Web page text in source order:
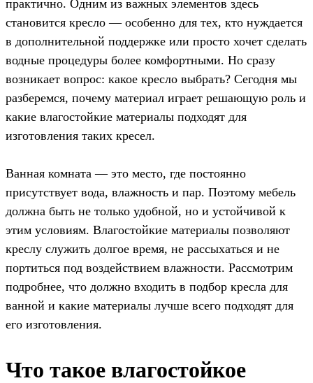
практично. Одним из важных элементов здесь
становится кресло — особенно для тех, кто нуждается
в дополнительной поддержке или просто хочет сделать
водные процедуры более комфортными. Но сразу
возникает вопрос: какое кресло выбрать? Сегодня мы
разберемся, почему материал играет решающую роль и
какие влагостойкие материалы подходят для
изготовления таких кресел.
Ванная комната — это место, где постоянно
присутствует вода, влажность и пар. Поэтому мебель
должна быть не только удобной, но и устойчивой к
этим условиям. Влагостойкие материалы позволяют
креслу служить долгое время, не рассыхаться и не
портиться под воздействием влажности. Рассмотрим
подробнее, что должно входить в подбор кресла для
ванной и какие материалы лучше всего подходят для
его изготовления.
Что такое влагостойкое